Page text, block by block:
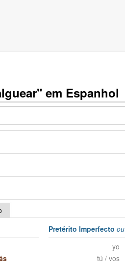
em Espanhol
Pretérito Imperfectoou
yo
tú / vos